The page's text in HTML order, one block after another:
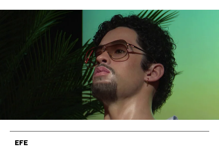
VÍDEO: Europa Press
La promotora de Bad Bunny niega que
haya saturación de público en sus
conciertos en España frente a los vídeos
EFE